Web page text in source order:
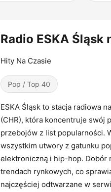
Radio ESKA Śląsk
Hity Na Czasie
Pop / Top 40
ESKA Śląsk to stacja radiowa
(CHR), która koncentruje swój
przebojów z list popularności.
wszystkim utwory z gatunku
elektroniczną i hip-hop. Dobór
trendach rynkowych, co
najczęściej odtwarzane w